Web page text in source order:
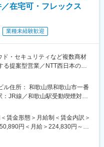
・立案
ド／セキュリティ等）を組み合
よる提案内容の具体化
ィ、商材知識、実業務スキル等
観点からの整理
／セキュリティ）の選定・組み
決に直接貢献できる
プロジェクト全体に関われる
在宅可・フレックス
業種未経験歓迎
ド・セキュリティなど複数商材
る提案型営業／NTT西日本の基
残業月平均13Hで働きやすさも
・地場企業（既存顧客中心）に
住所： 和歌山県和歌山市一番
JR線／和歌山駅受動喫煙対
賃金形態＞月給制＜賃金内訳＞
円＜月給＞224,830円～